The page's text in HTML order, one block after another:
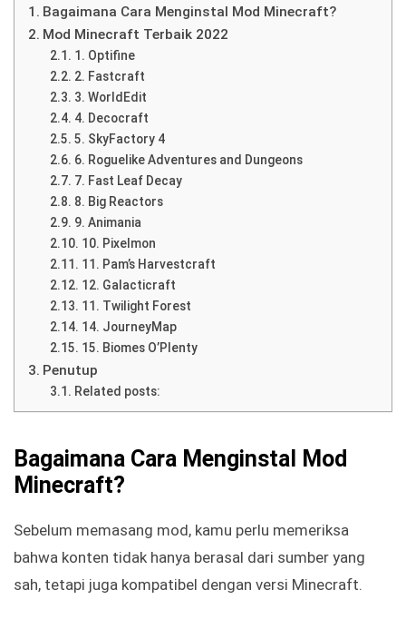
Bagaimana Cara Menginstal Mod Minecraft?
Mod Minecraft Terbaik 2022
1. Optifine
2. Fastcraft
3. WorldEdit
4. Decocraft
5. SkyFactory 4
6. Roguelike Adventures and Dungeons
7. Fast Leaf Decay
8. Big Reactors
9. Animania
10. Pixelmon
11. Pam’s Harvestcraft
12. Galacticraft
11. Twilight Forest
14. JourneyMap
15. Biomes O’Plenty
Penutup
Related posts:
Bagaimana Cara Menginstal Mod
Minecraft?
Sebelum memasang mod, kamu perlu memeriksa
bahwa konten tidak hanya berasal dari sumber yang
sah, tetapi juga kompatibel dengan versi Minecraft.